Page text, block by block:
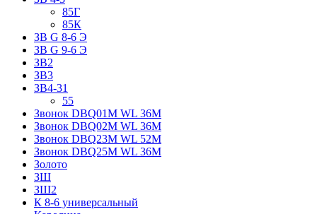
85Г
85К
ЗВ G 8-6 Э
ЗВ G 9-6 Э
ЗВ2
ЗВ3
ЗВ4-31
55
Звонок DBQ01M WL 36M
Звонок DBQ02M WL 36M
Звонок DBQ23M WL 52M
Звонок DBQ25M WL 36M
Золото
ЗШ
ЗШ2
К 8-6 универсальный